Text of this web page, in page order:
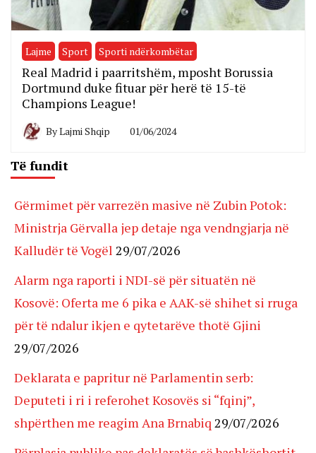
Lajme Sport Sporti ndërkombëtar
Real Madrid i paarritshëm, mposht Borussia
Dortmund duke fituar për herë të 15-të
Champions League!
ByLajmi Shqip 01/06/2024
Të fundit
Gërmimet për varrezën masive në Zubin Potok:
Ministrja Gërvalla jep detaje nga vendngjarja në
Kalludër të Vogël 29/07/2026
Alarm nga raporti i NDI-së për situatën në
Kosovë: Oferta me 6 pika e AAK-së shihet si rruga
për të ndalur ikjen e qytetarëve thotë Gjini
29/07/2026
Deklarata e papritur në Parlamentin serb:
Deputeti i ri i referohet Kosovës si “fqinj”,
shpërthen me reagim Ana Brnabiq 29/07/2026